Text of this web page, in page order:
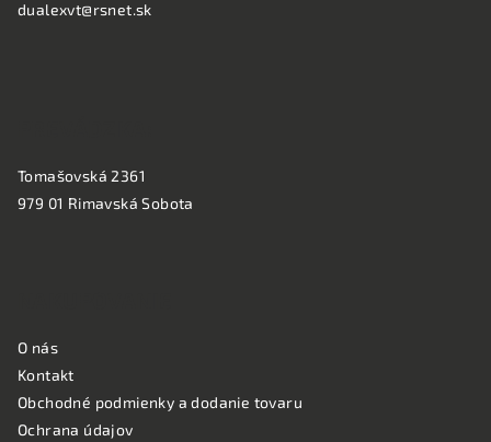
dualexvt@rsnet.sk
Tomašovská 2361
979 01 Rimavská Sobota
O nás
Kontakt
Obchodné podmienky a dodanie tovaru
Ochrana údajov